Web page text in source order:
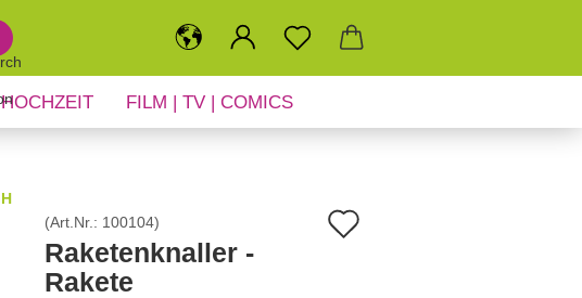
Suche...
HOCHZEIT FILM | TV | COMICS
(Art.Nr.: 100104)
Raketenknaller -
Rakete